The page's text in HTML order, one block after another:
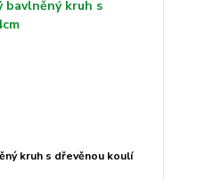
kruh s dřevěnou koulí